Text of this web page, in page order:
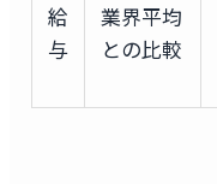
給
与
業界平均
との比較